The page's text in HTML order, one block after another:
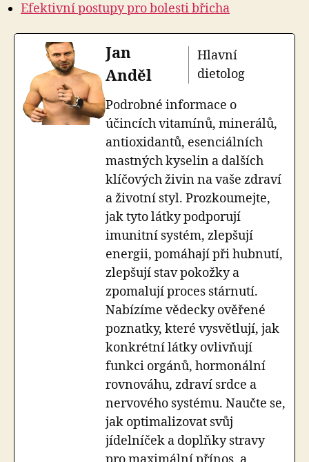
Efektivní postupy pro bolesti břicha
Jan
Anděl
Hlavní
dietolog
Podrobné informace o
účincích vitamínů, minerálů,
antioxidantů, esenciálních
mastných kyselin a dalších
klíčových živin na vaše zdraví
a životní styl. Prozkoumejte,
jak tyto látky podporují
imunitní systém, zlepšují
energii, pomáhají při hubnutí,
zlepšují stav pokožky a
zpomalují proces stárnutí.
Nabízíme vědecky ověřené
poznatky, které vysvětlují, jak
konkrétní látky ovlivňují
funkci orgánů, hormonální
rovnováhu, zdraví srdce a
nervového systému. Naučte se,
jak optimalizovat svůj
jídelníček a doplňky stravy